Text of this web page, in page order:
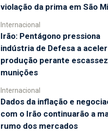
violação da prima em São
Internacional
Irão: Pentágono pressiona
indústria de Defesa a
produção perante
munições
Internacional
Dados da inflação e
com o Irão continuarão a
rumo dos mercados